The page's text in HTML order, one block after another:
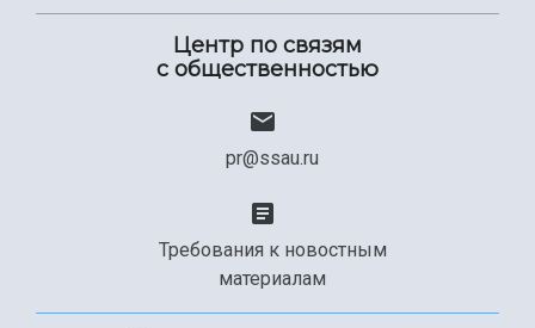
Центр по связям
с общественностью
pr@ssau.ru
Требования к новостным
материалам